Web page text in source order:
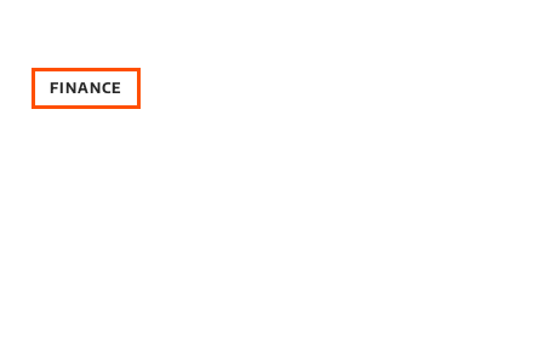
FINANCE